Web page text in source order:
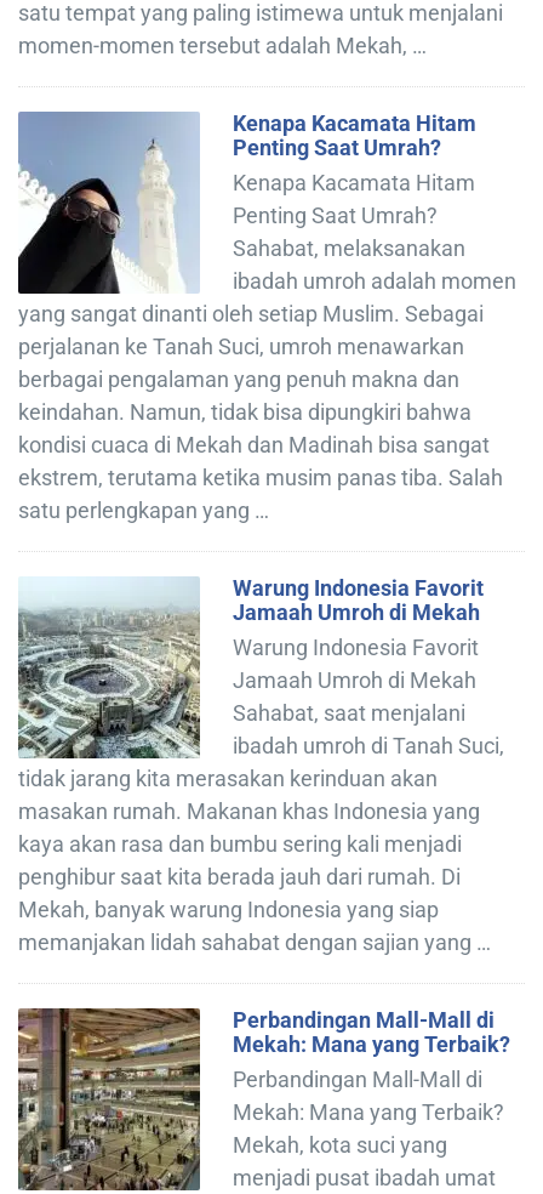
satu tempat yang paling istimewa untuk menjalani
momen-momen tersebut adalah Mekah, …
Kenapa Kacamata Hitam
Penting Saat Umrah?
Kenapa Kacamata Hitam
Penting Saat Umrah?
Sahabat, melaksanakan
ibadah umroh adalah momen
yang sangat dinanti oleh setiap Muslim. Sebagai
perjalanan ke Tanah Suci, umroh menawarkan
berbagai pengalaman yang penuh makna dan
keindahan. Namun, tidak bisa dipungkiri bahwa
kondisi cuaca di Mekah dan Madinah bisa sangat
ekstrem, terutama ketika musim panas tiba. Salah
satu perlengkapan yang …
Warung Indonesia Favorit
Jamaah Umroh di Mekah
Warung Indonesia Favorit
Jamaah Umroh di Mekah
Sahabat, saat menjalani
ibadah umroh di Tanah Suci,
tidak jarang kita merasakan kerinduan akan
masakan rumah. Makanan khas Indonesia yang
kaya akan rasa dan bumbu sering kali menjadi
penghibur saat kita berada jauh dari rumah. Di
Mekah, banyak warung Indonesia yang siap
memanjakan lidah sahabat dengan sajian yang …
Perbandingan Mall-Mall di
Mekah: Mana yang Terbaik?
Perbandingan Mall-Mall di
Mekah: Mana yang Terbaik?
Mekah, kota suci yang
menjadi pusat ibadah umat